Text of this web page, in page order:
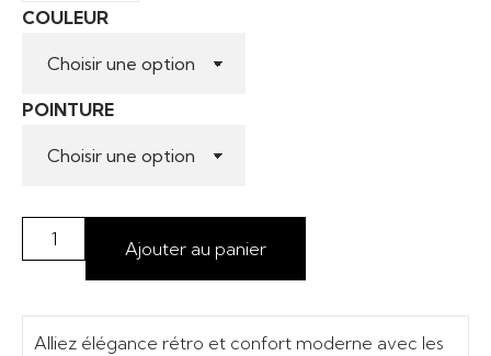
COULEUR
POINTURE
Ajouter au panier
Alliez élégance rétro et confort moderne avec les